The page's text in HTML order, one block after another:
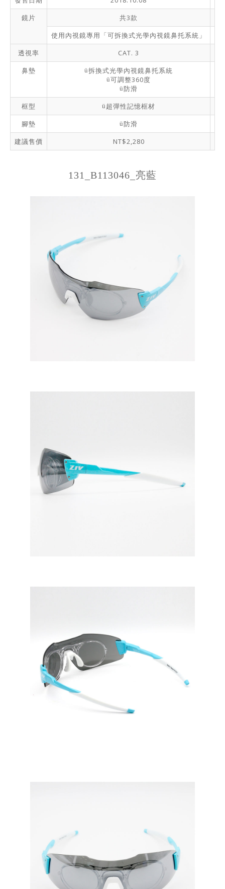
鏡片
共3款
使用內視鏡專用「可拆換式光學內視鏡鼻托系統」
透視率
CAT. 3
鼻墊
ü拆換式光學內視鏡鼻托系統
ü可調整360度
ü防滑
框型
ü 超彈性記憶框材
腳墊
ü防滑
建議售價
NT$2,280
131_B113046_亮藍